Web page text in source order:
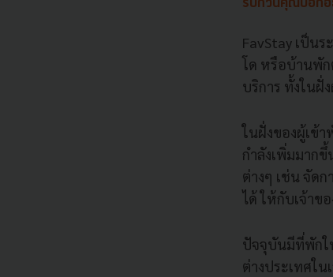
รบกวนคุณป๊อกอ
FavStay เป็น
โด หรือบ้านพัก
บริการ ทั้งในฝั่
ในฝั่งของผู้เข้
กำลังเพิ่มมาก
ต่างๆ เช่น จัด
ได้ ให้กับเจ้าข
ปัจจุบันมีที่พักใ
ต่างประเทศใ